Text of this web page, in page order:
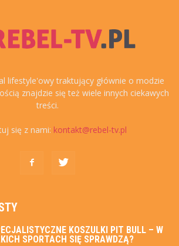
lifestyle'owy traktujący głównie o modzie
znajdzie się też wiele innych ciekawych
treści.
się z nami: kontakt@rebel-tv.pl
KOSZULKI PIT BULL – W
SPORTACH SIĘ SPRAWDZĄ?